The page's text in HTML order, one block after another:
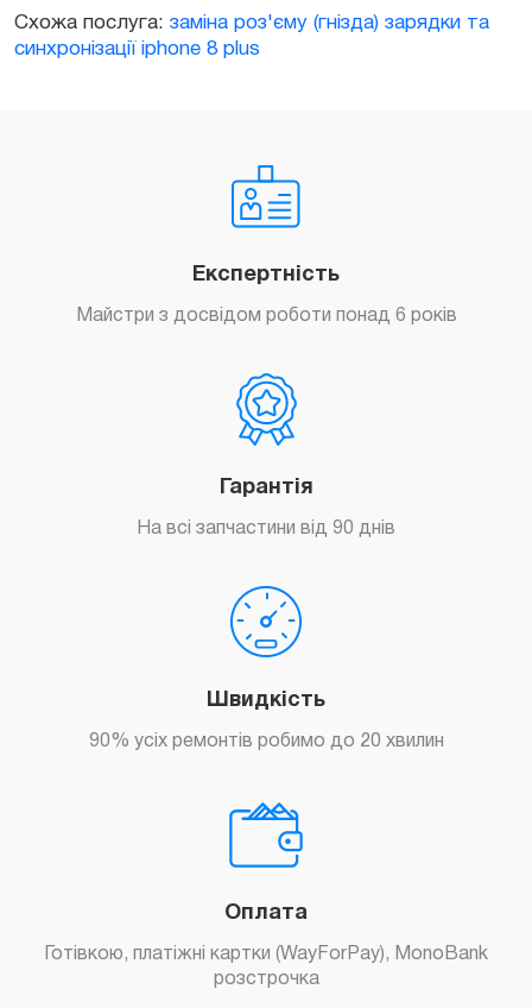
Схожа послуга: заміна роз'єму (гнізда) зарядки та
синхронізації iphone 8 plus
Експертність
Майстри з досвідом роботи понад 6 років
Гарантія
На всі запчастини від 90 днів
Швидкість
90% усіх ремонтів робимо до 20 хвилин
Оплата
Готівкою, платіжні картки (WayForPay), MonoBank
розстрочка